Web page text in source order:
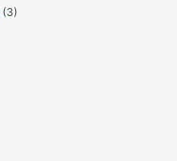
(3)